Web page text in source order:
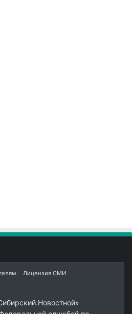
Лицензия СМИ